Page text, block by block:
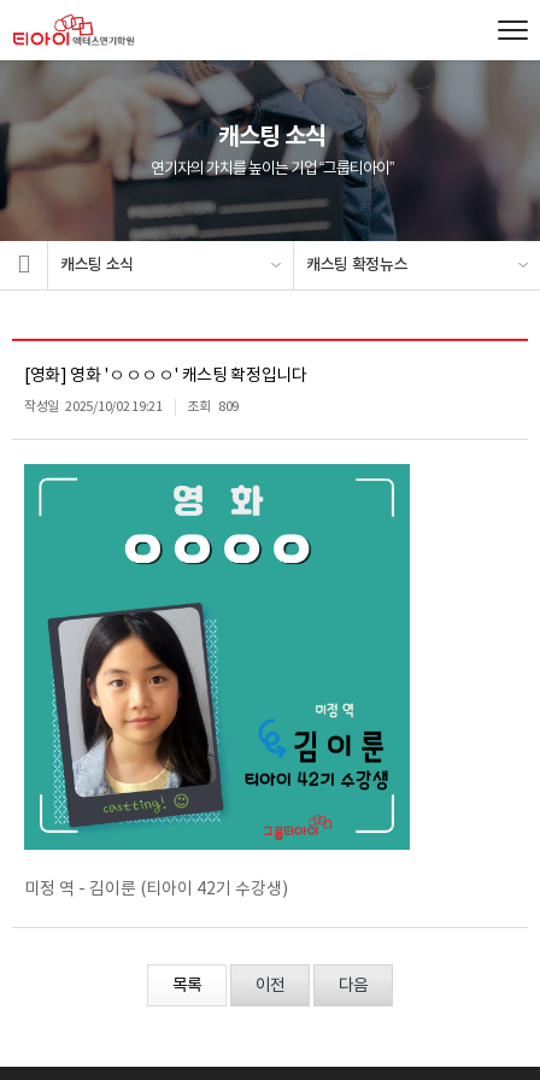
캐스팅 소식
연기자의 가치를 높이는 기업 “그룹티아이”
캐스팅 소식 캐스팅 확정뉴스
[영화] 영화 'ㅇㅇㅇㅇ' 캐스팅 확정입니다
작성일 2025/10/02 19:21 조회 809
미정 역 - 김이룬 (티아이 42기 수강생)
목록 이전 다음